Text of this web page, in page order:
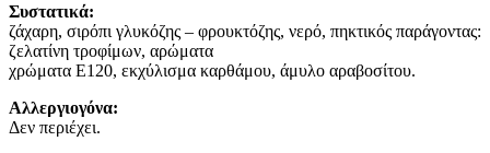
Συστατικά:
ζάχαρη, σιρόπι γλυκόζης – φρουκτόζης, νερό, πηκτικός παράγοντας:
ζελατίνη τροφίμων, αρώματα
χρώματα E120, εκχύλισμα καρθάμου, άμυλο αραβοσίτου.
Αλλεργιογόνα:
Δεν περιέχει.